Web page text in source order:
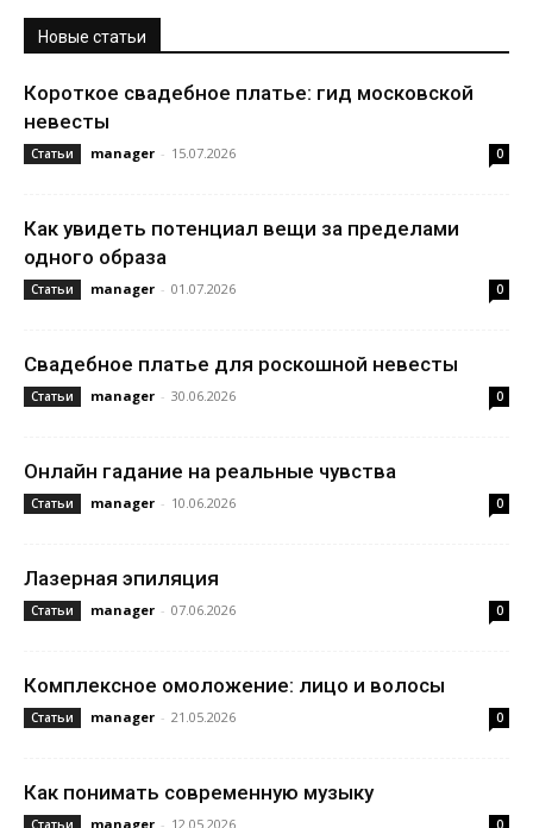
Новые статьи
Короткое свадебное платье: гид московской
невесты
Статьи manager - 15.07.2026 0
Как увидеть потенциал вещи за пределами
одного образа
Статьи manager - 01.07.2026 0
Свадебное платье для роскошной невесты
Статьи manager - 30.06.2026 0
Онлайн гадание на реальные чувства
Статьи manager - 10.06.2026 0
Лазерная эпиляция
Статьи manager - 07.06.2026 0
Комплексное омоложение: лицо и волосы
Статьи manager - 21.05.2026 0
Как понимать современную музыку
Статьи manager - 12.05.2026 0